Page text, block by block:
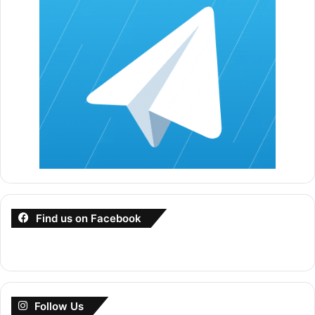
Perkongsian Dari SPA
Contoh Soalan Ujian Psikometrik
membiarkannya sahaja.
Find us on Facebook
Follow Us